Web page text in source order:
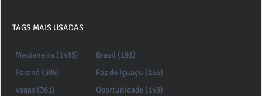
TAGS MAIS USADAS
Medianeira (1485)
Paraná (398)
Vagas (361)
Brasil (191)
Foz do Iguaçu (166)
Oportunidade (148)